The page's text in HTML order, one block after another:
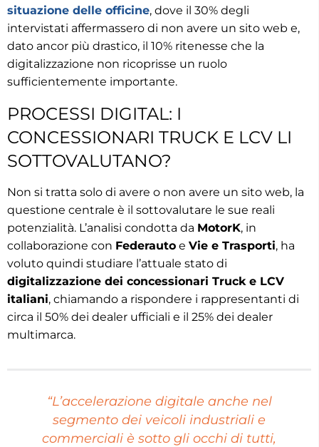
situazione delle officine, dove il 30% degli
intervistati affermassero di non avere un sito web e,
dato ancor più drastico, il 10% ritenesse che la
digitalizzazione non ricoprisse un ruolo
sufficientemente importante.
PROCESSI DIGITAL: I
CONCESSIONARI TRUCK E LCV LI
SOTTOVALUTANO?
Non si tratta solo di avere o non avere un sito web, la
questione centrale è il sottovalutare le sue reali
potenzialità. L’analisi condotta da MotorK, in
collaborazione con Federauto e Vie e Trasporti, ha
voluto quindi studiare l’attuale stato di
digitalizzazione dei concessionari Truck e LCV
italiani, chiamando a rispondere i rappresentanti di
circa il 50% dei dealer ufficiali e il 25% dei dealer
multimarca.
“L’accelerazione digitale anche nel
segmento dei veicoli industriali e
commerciali è sotto gli occhi di tutti,